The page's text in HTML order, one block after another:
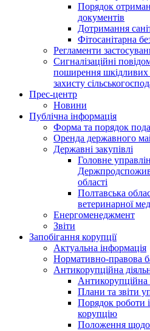
Порядок
документів
Дотримання
Фітосанітарна
Регламенти
Сигналізаційні
поширення шкідливих
захисту
Прес-центр
Новини
Публічна інформація
Форма та порядок
Оренда державного
Державні закупівлі
Головне
області
Полтавська
ветеринарної
Енергоменеджмент
Звіти
Запобігання корупції
Актуальна інформація
Нормативно-правова
Антикорупційна
Антикорупційна
Плани та звіти
Порядок роботи
корупцію
Положення щодо